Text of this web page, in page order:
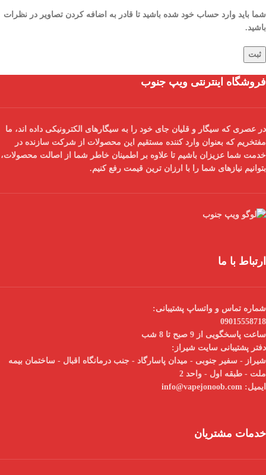
شما باید وارد حساب خود شده باشید تا قادر به اضافه کردن تصاویر در نظرات
باشید.
فروشگاه اینترنتی ویپ جنوب
در عصری که سیگار و قلیان جای خود را به سیگارهای الکترونیکی داده اند، ما
مفتخریم که بعنوان وارد کننده مستقیم این محصولات از شرکت سازنده در
خدمت شما عزیزان باشیم تا علاوه بر اطمینان خاطر شما از
اصالت محصولات،
بتوانیم نیازهای شما را با ارزان ترین قیمت رفع کنیم.
ارتباط با ما
شماره تماس و واتساپ پشتیبانی:
09015558718
ساعت پاسخگویی از 9 صبح تا 8 شب
دفتر پشتیبانی سایت شیراز:
شیراز - سفیر جنوبی - میدان پاسارگاد - جنب درمانگاه اقبال - ساختمان بیمه
ملت - طبقه اول - واحد 2
ایمیل:
خدمات مشتریان